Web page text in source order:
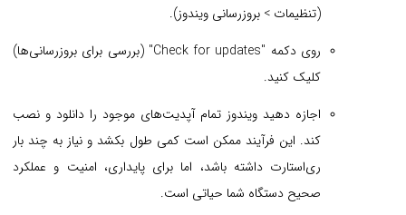
(تنظیمات > بروزرسانی ویندوز).
روی دکمه "Check for updates" (بررسی برای بروزرسانی‌ها)
کلیک کنید.
اجازه دهید ویندوز تمام آپدیت‌های موجود را دانلود و نصب
کند. این فرآیند ممکن است کمی طول بکشد و نیاز به چند بار
ری‌استارت داشته باشد، اما برای پایداری، امنیت و عملکرد
صحیح دستگاه شما حیاتی است.